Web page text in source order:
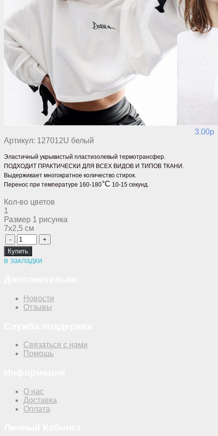
3.00p
Артикул: 127012U белый
Эластичный укрывистый пластизолевый термотрансфер.
ПОДХОДИТ ПРАКТИЧЕСКИ ДЛЯ ВСЕХ ВИДОВ И ТИПОВ ТКАНИ.
Выдерживает многократное количество стирок.
Перенос при температуре 160-180°С 10-15 секунд.
Кол-во цветов
1
Размер 1 рисунка
7х2,5 см
в закладки
Новости
Отзывы
Связаться с нами
Помощь
О нас
Доставка
Оплата